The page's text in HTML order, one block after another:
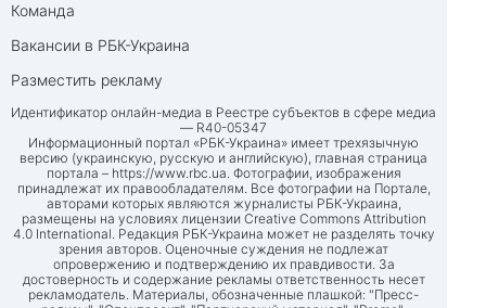
Команда
Вакансии в РБК-Украина
Разместить рекламу
Идентификатор онлайн-медиа в Реестре субъектов в сфере медиа
— R40-05347
Информационный портал «РБК-Украина» имеет трехязычную
версию (украинскую, русскую и английскую), главная страница
портала – https://www.rbc.ua. Фотографии, изображения
принадлежат их правообладателям. Все фотографии на Портале,
авторами которых являются журналисты РБК-Украина,
размещены на условиях лицензии Creative Commons Attribution
4.0 International. Редакция РБК-Украина может не разделять точку
зрения авторов. Оценочные суждения не подлежат
опровержению и подтверждению их правдивости. За
достоверность и содержание рекламы ответственность несет
рекламодатель. Материалы, обозначенные плашкой: "Пресс-